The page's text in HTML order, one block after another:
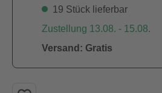
19 Stück lieferbar
Zustellung 13.08. - 15.08.
Versand: Gratis